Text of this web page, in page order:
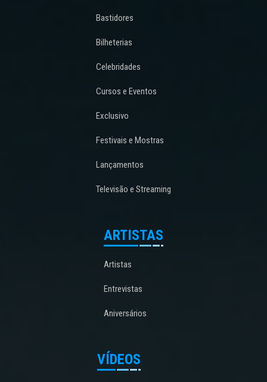
Bastidores
Bilheterias
Celebridades
Cursos e Eventos
Exclusivo
Festivais e Mostras
Lançamentos
Televisão e Streaming
ARTISTAS
Artistas
Entrevistas
Aniversários
VÍDEOS